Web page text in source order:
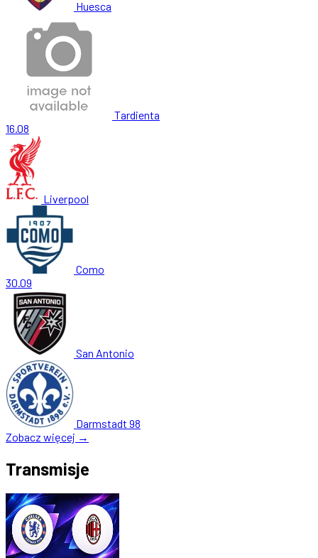
Huesca
Tardienta
16.08
Liverpool
Como
30.09
San Antonio
Darmstadt 98
Zobacz więcej →
Transmisje